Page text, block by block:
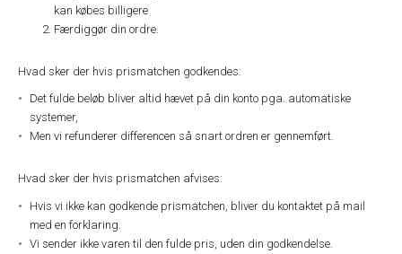
kan købes billigere
Færdiggør din ordre.
Hvad sker der hvis prismatchen godkendes:
Det fulde beløb bliver altid hævet på din konto pga. automatiske
systemer,
Men vi refunderer differencen så snart ordren er gennemført.
Hvad sker der hvis prismatchen afvises:
Hvis vi ikke kan godkende prismatchen, bliver du kontaktet på mail
med en forklaring.
Vi sender ikke varen til den fulde pris, uden din godkendelse.